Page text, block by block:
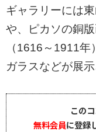
ギャラリーには
や、ピカソの銅
（1616～1911
ガラスなどが展
この
無料会員に登録